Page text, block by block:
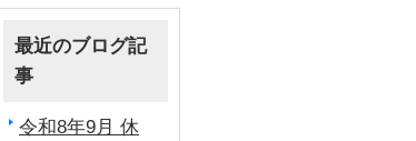
最近のブログ記
事
令和8年9月 休